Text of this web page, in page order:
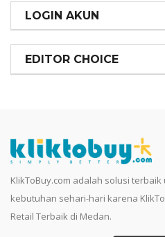
LOGIN AKUN
EDITOR CHOICE
KlikToBuy.com adalah solusi
kebutuhan sehari-hari karena
Retail Terbaik di Medan.